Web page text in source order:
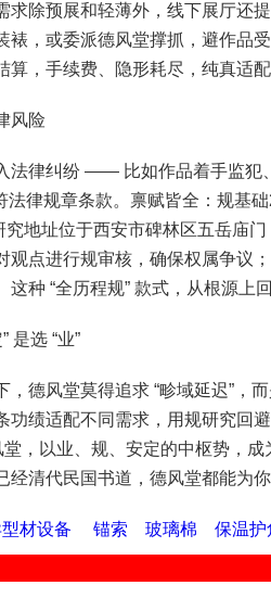
求除预展和轻薄外，线下展厅还
裱，或委派德风堂撑抓，避作品
算，手续费、隐形耗尽，纯真适
风险
法律纠纷 —— 比如作品着手监犯
法律规章条款。禀赋皆全：规基
地址位于西安市碑林区五岳庙
观点进行规审核，确保权属争议
这种 “全历程规” 款式，从根源
是选 “业”
，德风堂莫得追求 “畛域延迟”
功绩适配不同需求，用规研究回
堂，以业、规、安定的中枢势，
经清代民国书道，德风堂都能为
材设备 锚索 玻璃棉 保温护